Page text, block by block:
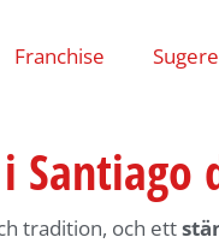
Franchise
Santiago
tradition, och ett